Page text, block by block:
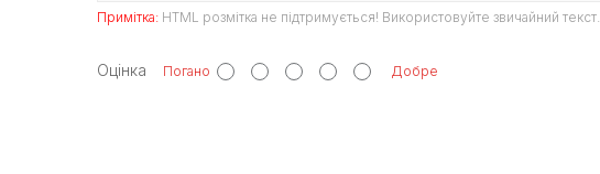
Примітка: HTML розмітка не підтримується! Використовуйте звичайний текст.
Оцінка Погано Добре